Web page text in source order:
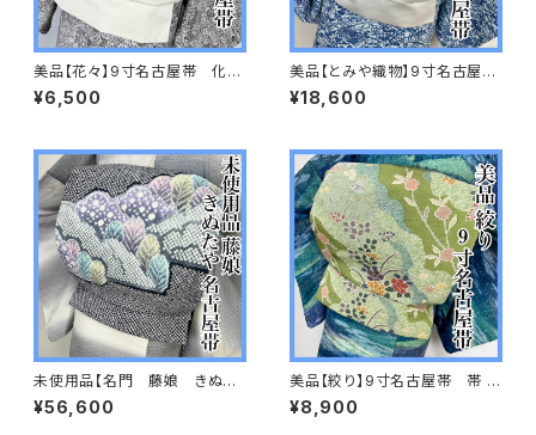
美品【花々】9寸名古屋帯 化繊
s639
¥6,500
美品【とみや織物】9寸名古屋
帯 帯 正絹 s629
¥18,600
未使用品【名門 藤娘 きぬた
や】総絞り 9寸 名古屋帯
正絹s616
¥56,600
美品【絞り】9寸名古屋帯 帯 正
絹 s610
¥8,900